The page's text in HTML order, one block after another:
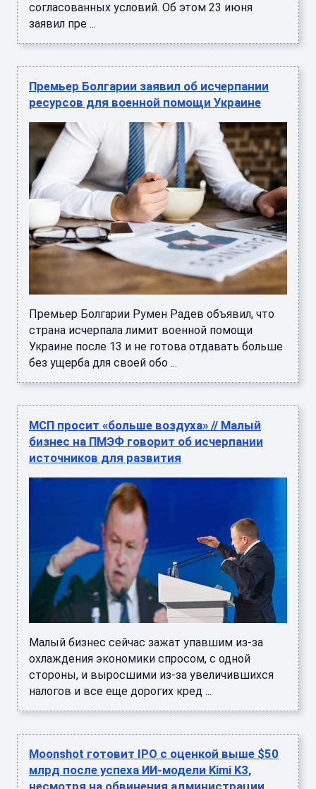
согласованных условий. Об этом 23 июня
заявил пре ...
Премьер Болгарии заявил об исчерпании
ресурсов для военной помощи Украине
Премьер Болгарии Румен Радев объявил, что
страна исчерпала лимит военной помощи
Украине после 13 и не готова отдавать больше
без ущерба для своей обо ...
МСП просит «больше воздуха» // Малый
бизнес на ПМЭФ говорит об исчерпании
источников для развития
Малый бизнес сейчас зажат упавшим из-за
охлаждения экономики спросом, с одной
стороны, и выросшими из-за увеличившихся
налогов и все еще дорогих кред ...
Moonshot готовит IPO с оценкой выше $50
млрд после успеха ИИ-модели Kimi K3,
несмотря на обвинения администрации